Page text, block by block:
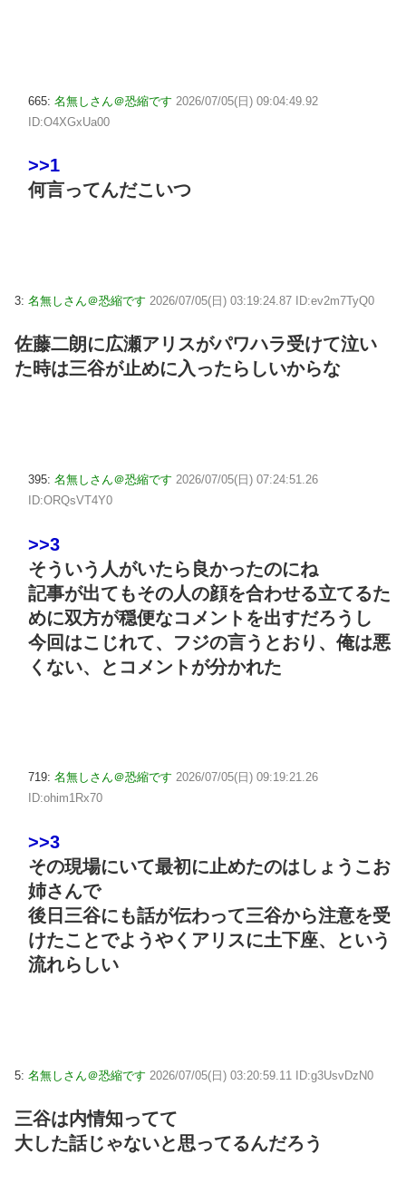
665: 名無しさん＠恐縮です 2026/07/05(日) 09:04:49.92
ID:O4XGxUa00
>>1
何言ってんだこいつ
3: 名無しさん＠恐縮です 2026/07/05(日) 03:19:24.87 ID:ev2m7TyQ0
佐藤二朗に広瀬アリスがパワハラ受けて泣い
た時は三谷が止めに入ったらしいからな
395: 名無しさん＠恐縮です 2026/07/05(日) 07:24:51.26
ID:ORQsVT4Y0
>>3
そういう人がいたら良かったのにね
記事が出てもその人の顔を合わせる立てるた
めに双方が穏便なコメントを出すだろうし
今回はこじれて、フジの言うとおり、俺は悪
くない、とコメントが分かれた
719: 名無しさん＠恐縮です 2026/07/05(日) 09:19:21.26
ID:ohim1Rx70
>>3
その現場にいて最初に止めたのはしょうこお
姉さんで
後日三谷にも話が伝わって三谷から注意を受
けたことでようやくアリスに土下座、という
流れらしい
5: 名無しさん＠恐縮です 2026/07/05(日) 03:20:59.11 ID:g3UsvDzN0
三谷は内情知ってて
大した話じゃないと思ってるんだろう